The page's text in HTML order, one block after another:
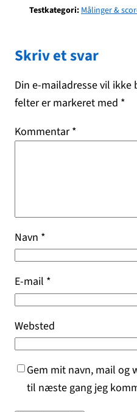
Testkategori: Målinger &
Skriv et svar
Din e-mailadresse vil
felter er markeret med *
Kommentar*
Navn *
E-mail *
Websted
Gem mit navn, mail og
til næste gang jeg